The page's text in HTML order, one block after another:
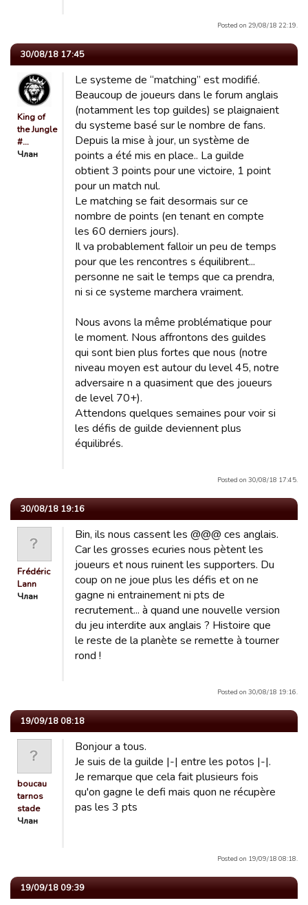
Posted on 29/08/18 22:19.
30/08/18 17:45
King of
the Jungle
#…
Члан
Le systeme de “matching” est modifié.
Beaucoup de joueurs dans le forum anglais
(notamment les top guildes) se plaignaient
du systeme basé sur le nombre de fans.
Depuis la mise à jour, un système de
points a été mis en place.. La guilde
obtient 3 points pour une victoire, 1 point
pour un match nul.
Le matching se fait desormais sur ce
nombre de points (en tenant en compte
les 60 derniers jours).
Il va probablement falloir un peu de temps
pour que les rencontres s équilibrent...
personne ne sait le temps que ca prendra,
ni si ce systeme marchera vraiment.
Nous avons la même problématique pour
le moment. Nous affrontons des guildes
qui sont bien plus fortes que nous (notre
niveau moyen est autour du level 45, notre
adversaire n a quasiment que des joueurs
de level 70+).
Attendons quelques semaines pour voir si
les défis de guilde deviennent plus
équilibrés.
Posted on 30/08/18 17:45.
30/08/18 19:16
Frédéric
Lann
Члан
Bin, ils nous cassent les @@@ ces anglais.
Car les grosses ecuries nous pètent les
joueurs et nous ruinent les supporters. Du
coup on ne joue plus les défis et on ne
gagne ni entrainement ni pts de
recrutement... à quand une nouvelle version
du jeu interdite aux anglais ? Histoire que
le reste de la planète se remette à tourner
rond !
Posted on 30/08/18 19:16.
19/09/18 08:18
boucau
tarnos
stade
Члан
Bonjour a tous.
Je suis de la guilde |-| entre les potos |-|.
Je remarque que cela fait plusieurs fois
qu'on gagne le defi mais quon ne récupère
pas les 3 pts
Posted on 19/09/18 08:18.
19/09/18 09:39